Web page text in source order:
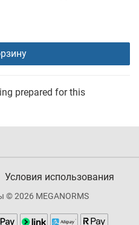
prepared for this
Условия использования
2026 MEGANORMS